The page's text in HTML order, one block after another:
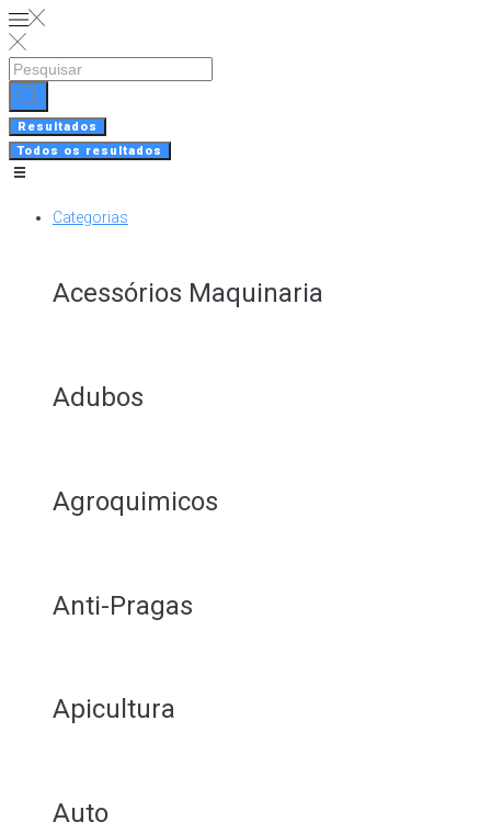
Skip
to
content
Search
Resultados
Todos os resultados
Categorias
Acessórios Maquinaria
Adubos
Agroquimicos
Anti-Pragas
Apicultura
Auto